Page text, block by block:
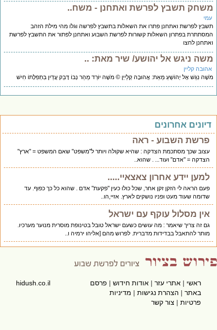
תשבץ לפרשת ואתחנן - משח..
לפרשת ואתחנן פתרו את השאלות בתשבץ לפרשה וגלו מהי מילת הזהב
בפתרון השאלות קשורות לפרשת השבוע ואתחנן לפתור את התשבץ לפרשת
לחצו
ניגש אל יהושע/ שיר מאת: ..
קליין
נִגַּשׁ אֶל יְהוֹשֻׁעַ מֵאֵת: אֲהוּבָה קְלַייְן © מֹשֶׁה יוֹרֵד מֵהַר נְבוֹ דָּבֵק עֲדַיִן בִּתְפִלָּתוֹ חִישׁ
אחרונים
פרשת השבוע - ראה
עצוב שכך מסתכמת הצדקה : שהיא שקולה ויותר ל"משפט" שאם המשפט = "ארץ"
הצדקה = "אדם" ועוד... . שהוא..
למען יידע אחרון צאצאיי.....
פעם הראה לי הזקן זקן אחר, שכל כולו כעין "פקעת" אדם . שהוא כל כך כפוף. עד
שדומה שעוד מעט ופניו נושקים לארץ. אזיי,הו..
אין מסלול עוקף עם ישראל
גם זה צריך שיאמר : מה עושים כשעם ישראל טובל בטינופת מוסרית מנוער מערכיו.
מותר להתאבל בבדידות מדברית. לפרוש מהם [אליהו ירמיה ו..
ראשי|אתרי עזר|אודות חידוש|פרסם
באתר|הצהרת נגישות|מדיניות
פרטיות|צור קשר
hidush.co.il